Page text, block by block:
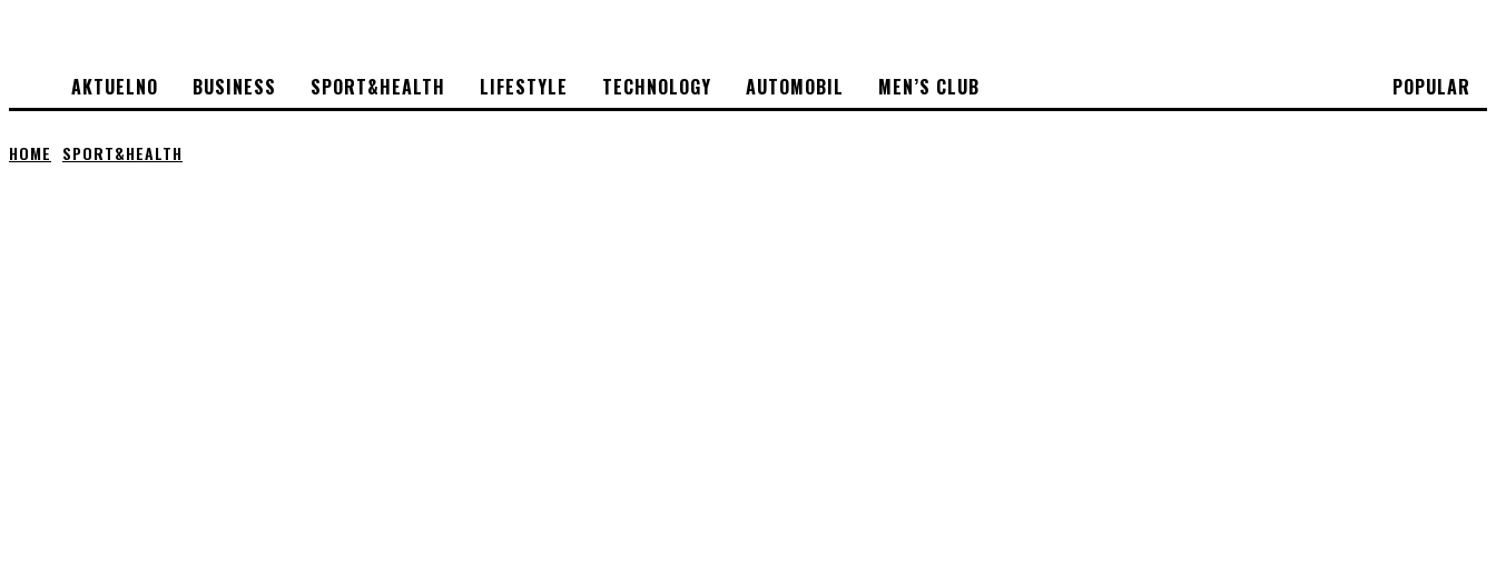
POPULAR
AKTUELNO BUSINESS SPORT&HEALTH LIFESTYLE TECHNOLOGY AUTOMOBIL MEN’S CLUB
HOME SPORT&HEALTH